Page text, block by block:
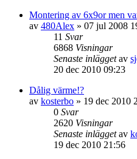
Montering av 6x9or men
av 480Alex » 07 jul 2008
11 Svar
6868 Visningar
Senaste inläggetav
20 dec 2010 09:23
Dålig värme!?
av kosterbo » 19 dec 2010
0 Svar
2620 Visningar
Senaste inläggetav
19 dec 2010 21:56